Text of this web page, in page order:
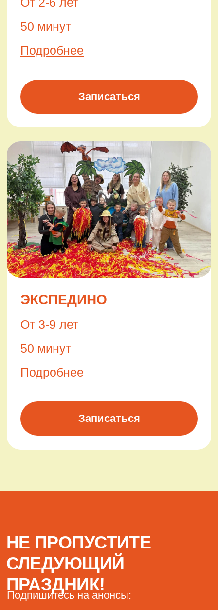
СЛЕДУЮЩИЙ
ПРАЗДНИК!
Подпишитесь на анонсы:
+7
Даюсогласиена обработку
персональных данных в соответствии с
политтикой конфиденциальностисайта
Даюсогласиена получение
информационных и рекламных рассылок,
связанных с услугами компании
ВЫПУСКНОЙ ПОД
ШАТРОМ ЦИРКА
НАШИ ПРОШЕДШИЕ
МЕРОПРИЯТИЯ
Фотогалерея с прошедших открытых
мероприятий